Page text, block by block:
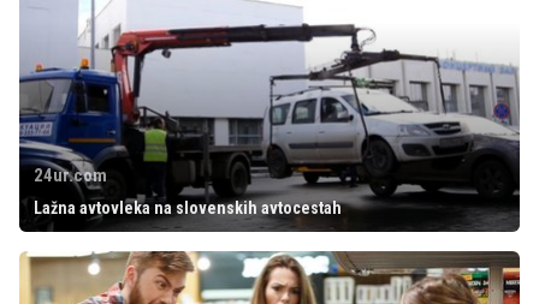
24ur.com
Lažna avtovleka na slovenskih avtocestah